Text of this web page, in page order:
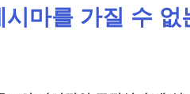
마를 가질 수 없